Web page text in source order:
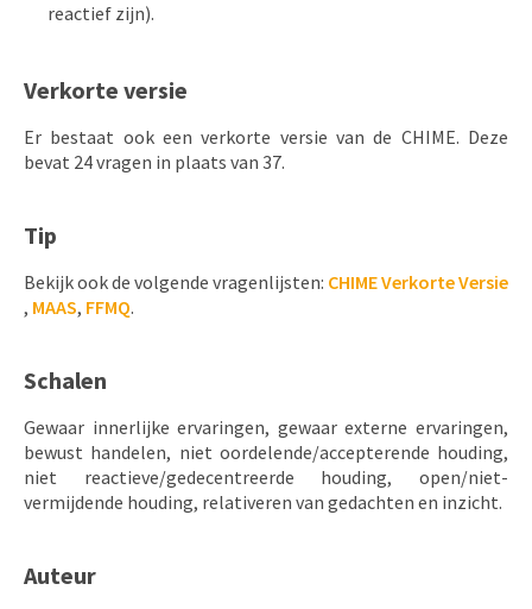
reactief zijn).
Verkorte versie
Er bestaat ook een verkorte versie van de CHIME. Deze
bevat 24 vragen in plaats van 37.
Tip
Bekijk ook de volgende vragenlijsten: CHIME Verkorte Versie
, MAAS, FFMQ.
Schalen
Gewaar innerlijke ervaringen, gewaar externe ervaringen,
bewust handelen, niet oordelende/accepterende houding,
niet reactieve/gedecentreerde houding, open/niet-
vermijdende houding, relativeren van gedachten en inzicht.
Auteur